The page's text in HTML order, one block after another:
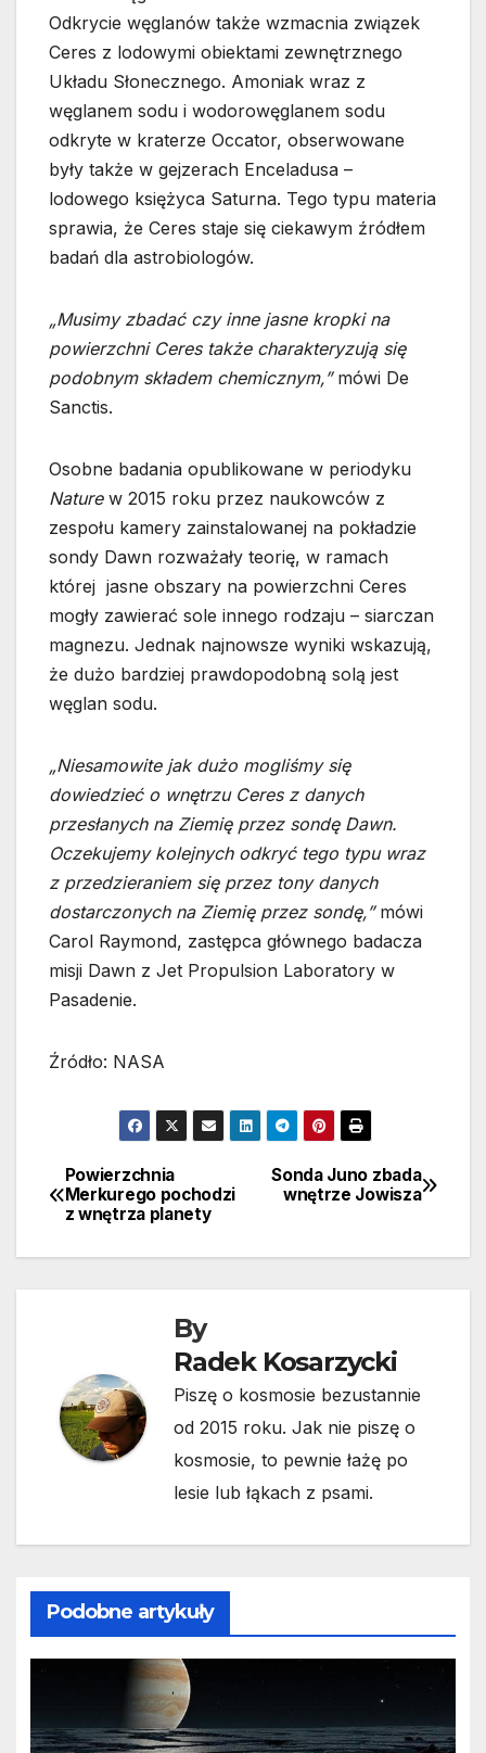
Odkrycie węglanów także wzmacnia związek
Ceres z lodowymi obiektami zewnętrznego
Układu Słonecznego. Amoniak wraz z
węglanem sodu i wodorowęglanem sodu
odkryte w kraterze Occator, obserwowane
były także w gejzerach Enceladusa –
lodowego księżyca Saturna. Tego typu materia
sprawia, że Ceres staje się ciekawym źródłem
badań dla astrobiologów.
„Musimy zbadać czy inne jasne kropki na
powierzchni Ceres także charakteryzują się
podobnym składem chemicznym,”mówi De
Sanctis.
Osobne badania opublikowane w periodyku
Naturew 2015 roku przez naukowców z
zespołu kamery zainstalowanej na pokładzie
sondy Dawn rozważały teorię, w ramach
której jasne obszary na powierzchni Ceres
mogły zawierać sole innego rodzaju – siarczan
magnezu. Jednak najnowsze wyniki wskazują,
że dużo bardziej prawdopodobną solą jest
węglan sodu.
„Niesamowite jak dużo mogliśmy się
dowiedzieć o wnętrzu Ceres z danych
przesłanych na Ziemię przez sondę Dawn.
Oczekujemy kolejnych odkryć tego typu wraz
z przedzieraniem się przez tony danych
dostarczonych na Ziemię przez sondę,”mówi
Carol Raymond, zastępca głównego badacza
misji Dawn z Jet Propulsion Laboratory w
Pasadenie.
Źródło: NASA
Nawigacja
wpisu
Sonda Juno zbada
wnętrze Jowisza
Powierzchnia
Merkurego pochodzi
z wnętrza planety
By
Radek Kosarzycki
Piszę o kosmosie bezustannie
od 2015 roku. Jak nie piszę o
kosmosie, to pewnie łażę po
lesie lub łąkach z psami.
Podobne artykuły